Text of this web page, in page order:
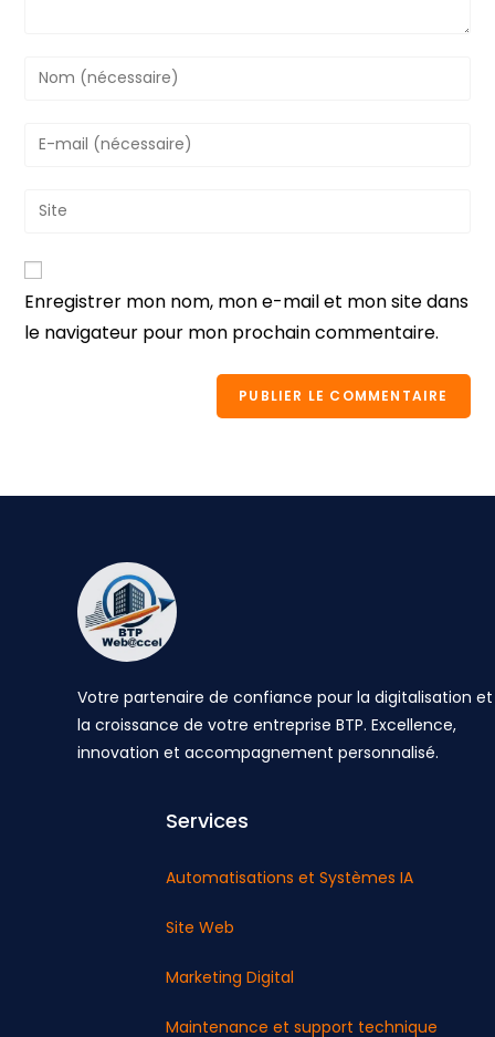
Enregistrer mon nom, mon e-mail et mon site dans
le navigateur pour mon prochain commentaire.
Votre partenaire de confiance pour la digitalisation et
la croissance de votre entreprise BTP. Excellence,
innovation et accompagnement personnalisé.
Services
Automatisations et Systèmes IA
Site Web
Marketing Digital
Maintenance et support technique